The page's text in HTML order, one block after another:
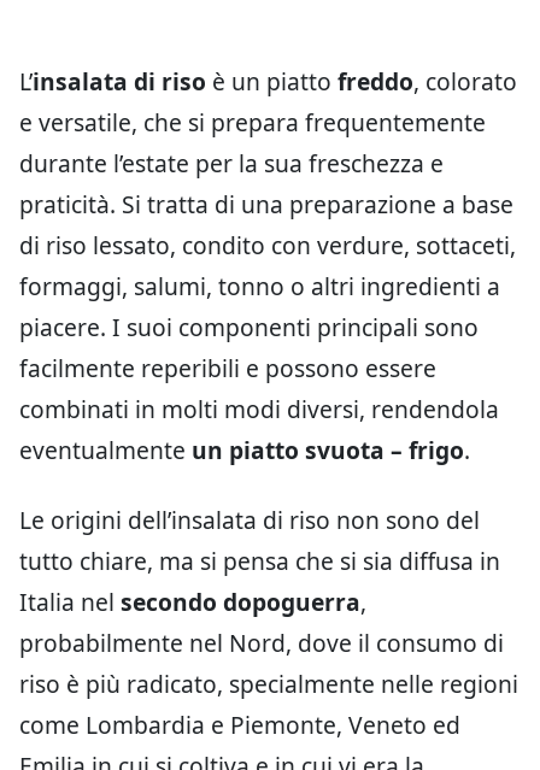
L’insalata di riso è un piatto freddo, colorato
e versatile, che si prepara frequentemente
durante l’estate per la sua freschezza e
praticità. Si tratta di una preparazione a base
di riso lessato, condito con verdure, sottaceti,
formaggi, salumi, tonno o altri ingredienti a
piacere. I suoi componenti principali sono
facilmente reperibili e possono essere
combinati in molti modi diversi, rendendola
eventualmente un piatto svuota – frigo.
Le origini dell’insalata di riso non sono del
tutto chiare, ma si pensa che si sia diffusa in
Italia nel secondo dopoguerra,
probabilmente nel Nord, dove il consumo di
riso è più radicato, specialmente nelle regioni
come Lombardia e Piemonte, Veneto ed